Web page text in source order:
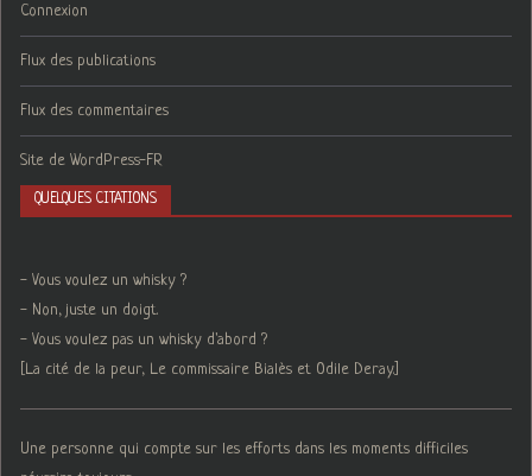
Connexion
Flux des publications
Flux des commentaires
Site de WordPress-FR
QUELQUES CITATIONS
- Vous voulez un whisky ?
- Non, juste un doigt.
- Vous voulez pas un whisky d'abord ?
[La cité de la peur, Le commissaire Bialès et Odile Deray.]
Une personne qui compte sur les efforts dans les moments difficiles